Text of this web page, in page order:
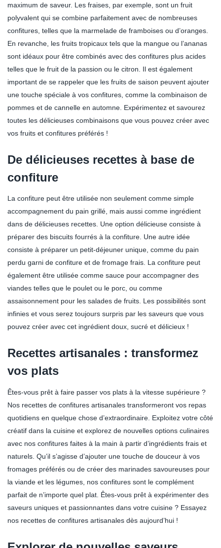
maximum de saveur. Les fraises, par exemple, sont un fruit
polyvalent qui se combine parfaitement avec de nombreuses
confitures, telles que la marmelade de framboises ou d’oranges.
En revanche, les fruits tropicaux tels que la mangue ou l’ananas
sont idéaux pour être combinés avec des confitures plus acides
telles que le fruit de la passion ou le citron. Il est également
important de se rappeler que les fruits de saison peuvent ajouter
une touche spéciale à vos confitures, comme la combinaison de
pommes et de cannelle en automne. Expérimentez et savourez
toutes les délicieuses combinaisons que vous pouvez créer avec
vos fruits et confitures préférés !
De délicieuses recettes à base de
confiture
La confiture peut être utilisée non seulement comme simple
accompagnement du pain grillé, mais aussi comme ingrédient
dans de délicieuses recettes. Une option délicieuse consiste à
préparer des biscuits fourrés à la confiture. Une autre idée
consiste à préparer un petit-déjeuner unique, comme du pain
perdu garni de confiture et de fromage frais. La confiture peut
également être utilisée comme sauce pour accompagner des
viandes telles que le poulet ou le porc, ou comme
assaisonnement pour les salades de fruits. Les possibilités sont
infinies et vous serez toujours surpris par les saveurs que vous
pouvez créer avec cet ingrédient doux, sucré et délicieux !
Recettes artisanales : transformez
vos plats
Êtes-vous prêt à faire passer vos plats à la vitesse supérieure ?
Nos recettes de confitures artisanales transformeront vos repas
quotidiens en quelque chose d’extraordinaire. Exploitez votre côté
créatif dans la cuisine et explorez de nouvelles options culinaires
avec nos confitures faites à la main à partir d’ingrédients frais et
naturels. Qu’il s’agisse d’ajouter une touche de douceur à vos
fromages préférés ou de créer des marinades savoureuses pour
la viande et les légumes, nos confitures sont le complément
parfait de n’importe quel plat. Êtes-vous prêt à expérimenter des
saveurs uniques et passionnantes dans votre cuisine ? Essayez
nos recettes de confitures artisanales dès aujourd’hui !